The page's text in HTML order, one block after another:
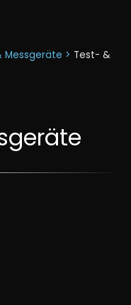
Messgeräte > Test- &